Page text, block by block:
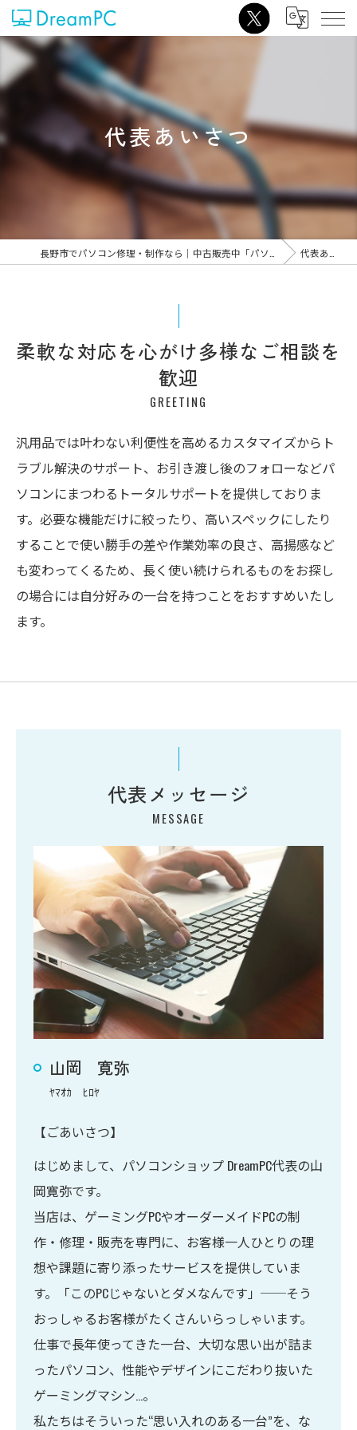
代表あいさつ
代表あいさつ
柔軟な対応を心がけ多様なご相談を
歓迎
GREETING
汎用品では叶わない利便性を高めるカスタマイズからト
ラブル解決のサポート、お引き渡し後のフォローなどパ
ソコンにまつわるトータルサポートを提供しておりま
す。必要な機能だけに絞ったり、高いスペックにしたり
することで使い勝手の差や作業効率の良さ、高揚感など
も変わってくるため、長く使い続けられるものをお探し
の場合には自分好みの一台を持つことをおすすめいたし
ます。
代表メッセージ
MESSAGE
山岡 寛弥
ﾔﾏｵｶ ﾋﾛﾔ
【ごあいさつ】
はじめまして、パソコンショップ DreamPC代表の山
岡寛弥です。
当店は、ゲーミングPCやオーダーメイドPCの制
作・修理・販売を専門に、お客様一人ひとりの理
想や課題に寄り添ったサービスを提供していま
す。「このPCじゃないとダメなんです」──そう
おっしゃるお客様がたくさんいらっしゃいます。
仕事で長年使ってきた一台、大切な思い出が詰ま
ったパソコン、性能やデザインにこだわり抜いた
ゲーミングマシン…。
私たちはそういった“思い入れのある一台”を、な